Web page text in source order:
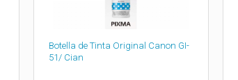
Botella de Tinta Original Canon GI-
51/ Cian